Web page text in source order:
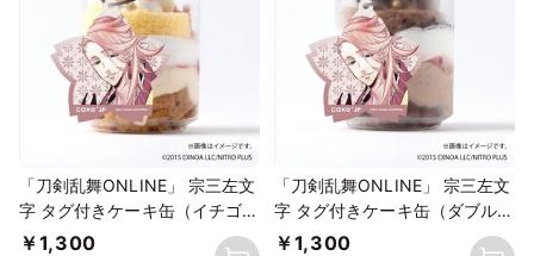
「刀剣乱舞ONLINE」 宗三左文
字 タグ付きケーキ缶（イチゴカ
スタード）
￥1,300
「刀剣乱舞ONLINE」 宗三左文
字 タグ付きケーキ缶（ダブルチ
ョコレート）
￥1,300